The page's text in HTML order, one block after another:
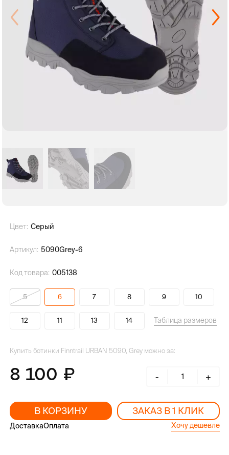
Цвет: Серый
Артикул: 5090Grey-6
Код товара: 005138
5 6 7 8 9 10
12 11 13 14 Таблица размеров
Купить ботинки Finntrail URBAN 5090, Grey можно за:
8 100 - +
В КОРЗИНУ ЗАКАЗ В 1 КЛИК
ДоставкаОплата Хочу дешевле